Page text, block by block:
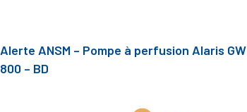
Alerte ANSM – Pompe à perfusion Alaris GW
800 – BD